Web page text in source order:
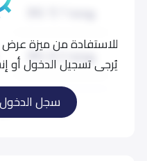
للاستفادة من ميزة
يُرجى تسجيل الدخول أو
سجل الدخول
روضة 2 (KG 2)
تمهيدي (KG 3)